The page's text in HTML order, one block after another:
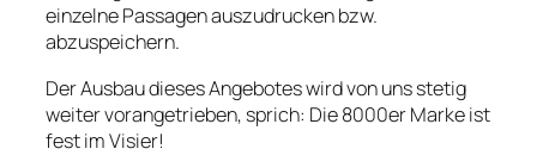
einzelne Passagen auszudrucken bzw.
abzuspeichern.
Der Ausbau dieses Angebotes wird von uns stetig
weiter vorangetrieben, sprich: Die 8000er Marke ist
fest im Visier!